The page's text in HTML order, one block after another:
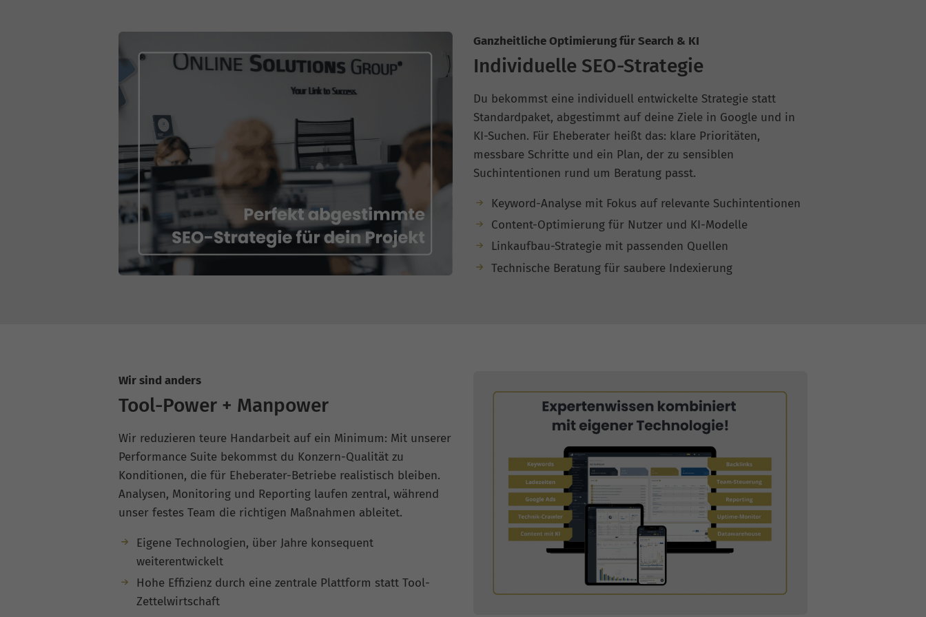
Ganzheitliche Optimierung für Search & KI
Individuelle SEO-Strategie
Du bekommst eine individuell entwickelte Strategie statt
Standardpaket, abgestimmt auf deine Ziele in Google und in
KI-Suchen. Für Eheberater heißt das: klare Prioritäten,
messbare Schritte und ein Plan, der zu sensiblen
Suchintentionen rund um Beratung passt.
Keyword-Analyse mit Fokus auf relevante Suchintentionen
Content-Optimierung für Nutzer und KI-Modelle
Linkaufbau-Strategie mit passenden Quellen
Technische Beratung für saubere Indexierung
Wir sind anders
Tool-Power + Manpower
Wir reduzieren teure Handarbeit auf ein Minimum: Mit unserer
Performance Suite bekommst du Konzern-Qualität zu
Konditionen, die für Eheberater-Betriebe realistisch bleiben.
Analysen, Monitoring und Reporting laufen zentral, während
unser festes Team die richtigen Maßnahmen ableitet.
Eigene Technologien, über Jahre konsequent
weiterentwickelt
Hohe Effizienz durch eine zentrale Plattform statt Tool-
Zettelwirtschaft